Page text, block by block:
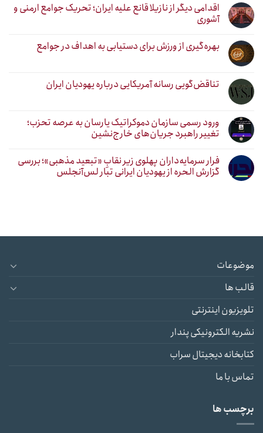
اقدامی دیگر از نازیلا قانع علیه ایران؛ تحریک جوامع ارمنی و
آشوری
بهره‌گیری از ورزش برای دستیابی به اهداف در جوامع
تناقض‌گویی رسانه آمریکایی درباره یهودیان ایران
ورود رسمی سازمان دموکراتیک یارسان به عرصه تحزب؛
تغییر راهبرد جریان‌های خارج‌نشین
فرار سرمایه‌داران پهلوی زیر نقابِ «تبعید مذهبی»؛ بررسی
گزارش الحره از یهودیان ایرانی تبار لس‌آنجلس
موضوعات
قالب ها
تلویزیون اینترنتی
نشریه الکترونیکی پندار
کتابخانه دیجیتال سراب
تماس با ما
برچسب ها